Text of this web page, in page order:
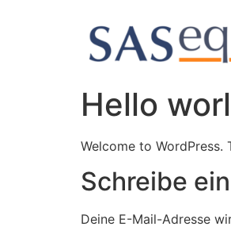
Hello
Welcome to
Schreibe
Deine E-Mail-Adresse